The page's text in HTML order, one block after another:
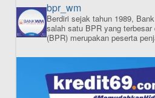
ISI APLIKASI SEKARANG
bpr_wm
Berdiri sejak tahun 1989,
salah satu BPR yang terbesar
(BPR) merupakan peserta